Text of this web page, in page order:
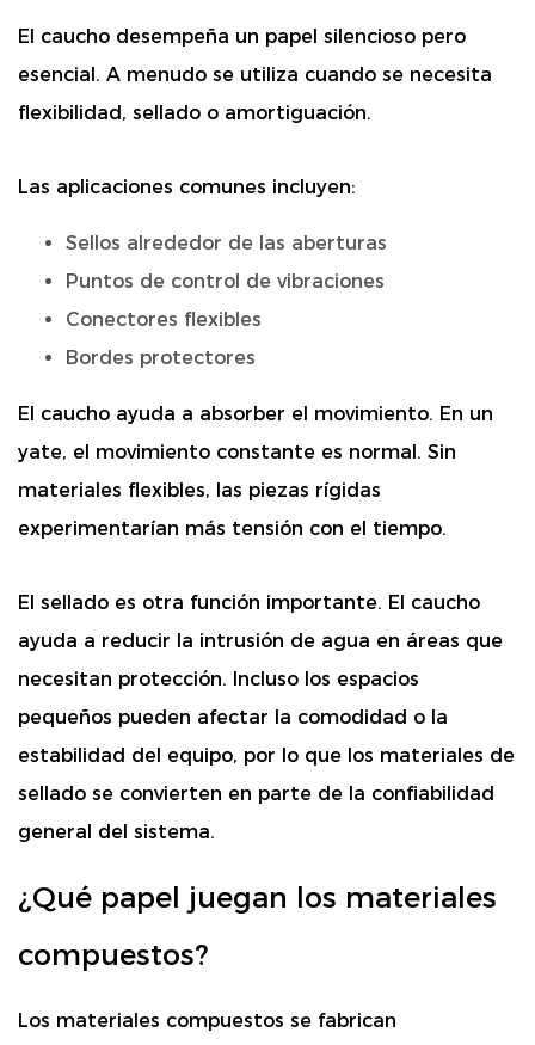
El caucho desempeña un papel silencioso pero
esencial. A menudo se utiliza cuando se necesita
flexibilidad, sellado o amortiguación.
Las aplicaciones comunes incluyen:
Sellos alrededor de las aberturas
Puntos de control de vibraciones
Conectores flexibles
Bordes protectores
El caucho ayuda a absorber el movimiento. En un
yate, el movimiento constante es normal. Sin
materiales flexibles, las piezas rígidas
experimentarían más tensión con el tiempo.
El sellado es otra función importante. El caucho
ayuda a reducir la intrusión de agua en áreas que
necesitan protección. Incluso los espacios
pequeños pueden afectar la comodidad o la
estabilidad del equipo, por lo que los materiales de
sellado se convierten en parte de la confiabilidad
general del sistema.
¿Qué papel juegan los materiales
compuestos?
Los materiales compuestos se fabrican